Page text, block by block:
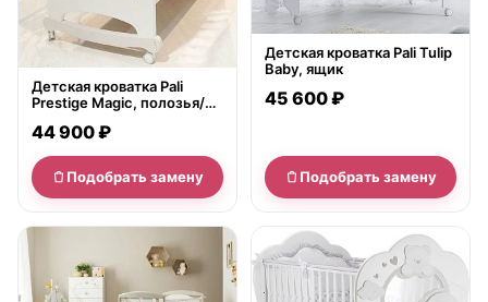
Детская кроватка Pali
Prestige Magic, полозья/
44 900 ₽
Подобрать замену
Детская кроватка Pali Tulip
Baby, ящик
45 600 ₽
Подобрать замену
нет в продаже